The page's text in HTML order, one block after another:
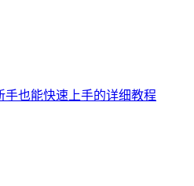
手也能快速上手的详细教程